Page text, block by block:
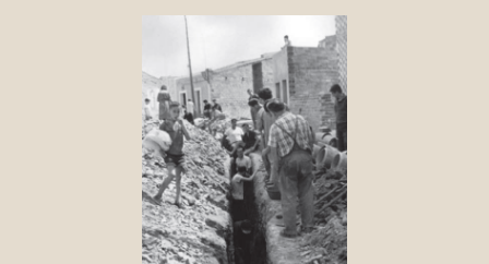
Continguts
Català